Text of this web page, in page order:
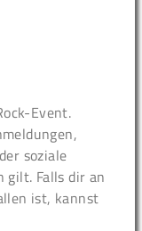
Event.
soziale
gilt. Falls dir an
ist, kannst